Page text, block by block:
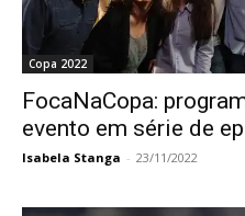
Copa 2022
FocaNaCopa:
evento em série de
Isabela Stanga - 23/11/2022